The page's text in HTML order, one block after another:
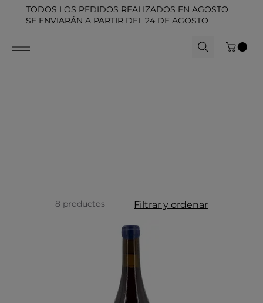
TODOS LOS PEDIDOS REALIZADOS EN AGOSTO
SE ENVIARÁN A PARTIR DEL 24 DE AGOSTO
8 productos Filtrar y ordenar